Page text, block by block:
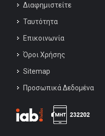
Διαφημιστείτε
Ταυτότητα
Επικοινωνία
Όροι Χρήσης
Sitemap
Προσωπικά Δεδομένα